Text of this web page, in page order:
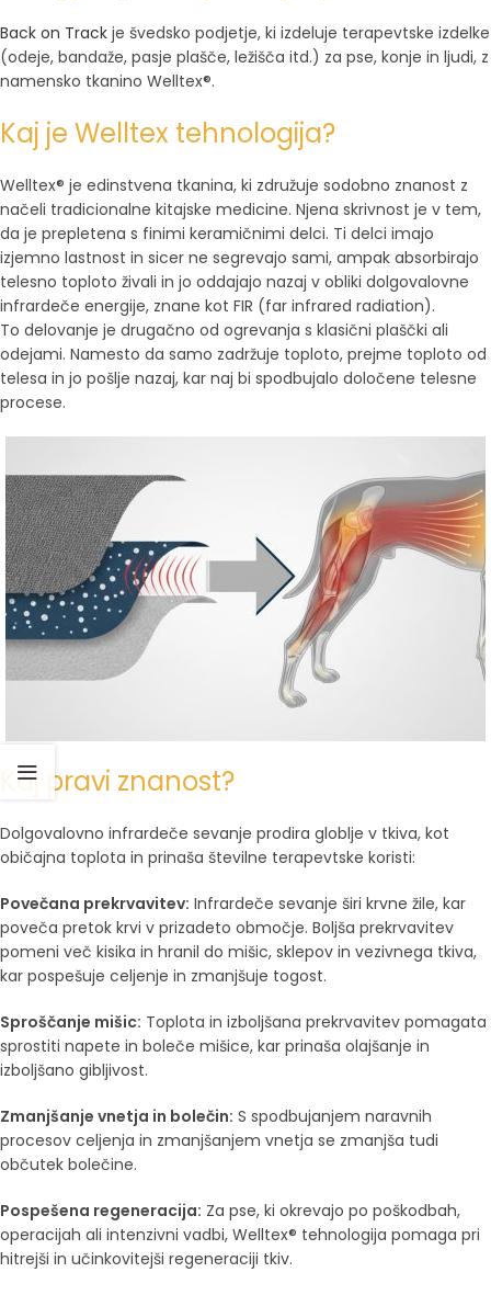
Back on Track je švedsko podjetje, ki izdeluje terapevtske izdelke
(odeje, bandaže, pasje plašče, ležišča itd.) za pse, konje in ljudi, z
namensko tkanino Welltex®.
Kaj je Welltex tehnologija?
Welltex® je edinstvena tkanina, ki združuje sodobno znanost z
načeli tradicionalne kitajske medicine. Njena skrivnost je v tem,
da je prepletena s finimi keramičnimi delci. Ti delci imajo
izjemno lastnost in sicer ne segrevajo sami, ampak absorbirajo
telesno toploto živali in jo oddajajo nazaj v obliki dolgovalovne
infrardeče energije, znane kot FIR (far infrared radiation).
To delovanje je drugačno od ogrevanja s klasični plaščki ali
odejami. Namesto da samo zadržuje toploto, prejme toploto od
telesa in jo pošlje nazaj, kar naj bi spodbujalo določene telesne
procese.
Kaj pravi znanost?
Dolgovalovno infrardeče sevanje prodira globlje v tkiva, kot
običajna toplota in prinaša številne terapevtske koristi:
Povečana prekrvavitev: Infrardeče sevanje širi krvne žile, kar
poveča pretok krvi v prizadeto območje. Boljša prekrvavitev
pomeni več kisika in hranil do mišic, sklepov in vezivnega tkiva,
kar pospešuje celjenje in zmanjšuje togost.
Sproščanje mišic: Toplota in izboljšana prekrvavitev pomagata
sprostiti napete in boleče mišice, kar prinaša olajšanje in
izboljšano gibljivost.
Zmanjšanje vnetja in bolečin: S spodbujanjem naravnih
procesov celjenja in zmanjšanjem vnetja se zmanjša tudi
občutek bolečine.
Pospešena regeneracija: Za pse, ki okrevajo po poškodbah,
operacijah ali intenzivni vadbi, Welltex® tehnologija pomaga pri
hitrejši in učinkovitejši regeneraciji tkiv.